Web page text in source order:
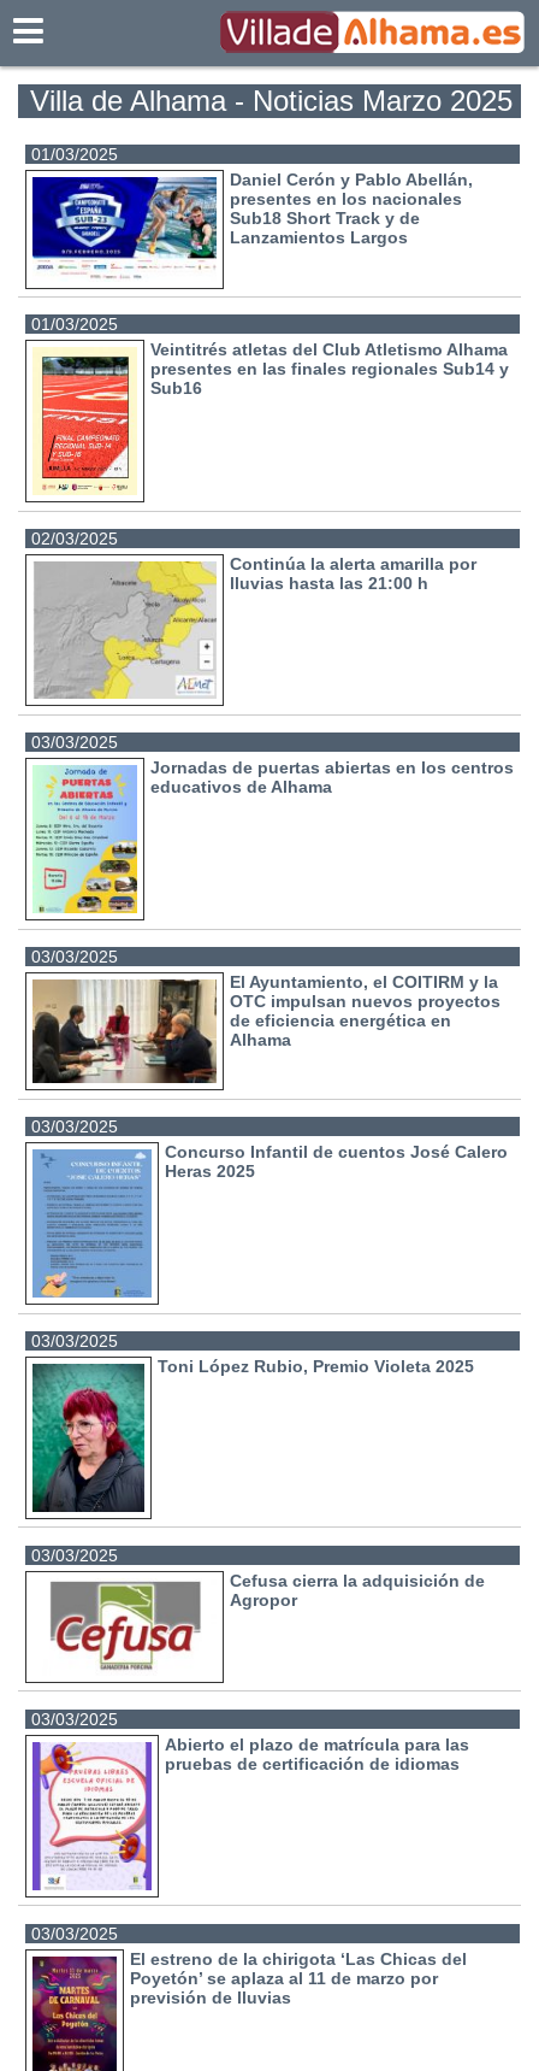
Villa de Alhama - Noticias Marzo 2025
01/03/2025
Daniel Cerón y Pablo Abellán,
presentes en los nacionales
Sub18 Short Track y de
Lanzamientos Largos
01/03/2025
Veintitrés atletas del Club Atletismo Alhama
presentes en las finales regionales Sub14 y
Sub16
02/03/2025
Continúa la alerta amarilla por
lluvias hasta las 21:00 h
03/03/2025
Jornadas de puertas abiertas en los centros
educativos de Alhama
03/03/2025
El Ayuntamiento, el COITIRM y la
OTC impulsan nuevos proyectos
de eficiencia energética en
Alhama
03/03/2025
Concurso Infantil de cuentos José Calero
Heras 2025
03/03/2025
Toni López Rubio, Premio Violeta 2025
03/03/2025
Cefusa cierra la adquisición de
Agropor
03/03/2025
Abierto el plazo de matrícula para las
pruebas de certificación de idiomas
03/03/2025
El estreno de la chirigota ‘Las Chicas del
Poyetón’ se aplaza al 11 de marzo por
previsión de lluvias